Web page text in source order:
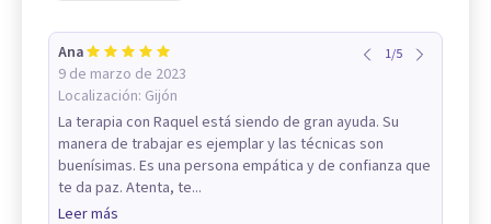
Ana
9 de marzo de 2023
Localización: Gijón
1/5
La terapia con Raquel está siendo de gran ayuda. Su
manera de trabajar es ejemplar y las técnicas son
buenísimas. Es una persona empática y de confianza que
te da paz. Atenta, te...
Leer más